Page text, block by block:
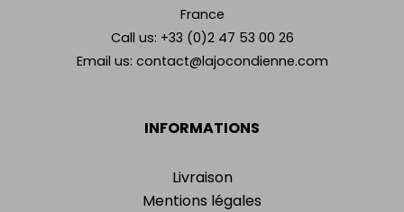
INFORMATIONS
Livraison
Mentions légales
France
Call us: +33 (0)2 47 53 00 26
Email us: contact@lajocondienne.com